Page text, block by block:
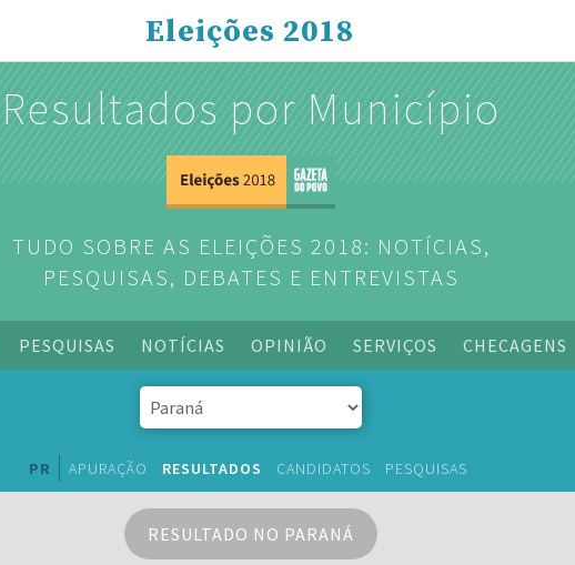
Eleições 2018
Resultados por Município
TUDO SOBRE AS ELEIÇÕES 2018: NOTÍCIAS,
PESQUISAS, DEBATES E ENTREVISTAS
PESQUISAS NOTÍCIAS OPINIÃO SERVIÇOS CHECAGENS
PR APURAÇÃO RESULTADOS CANDIDATOS PESQUISAS
RESULTADO NO PARANÁ